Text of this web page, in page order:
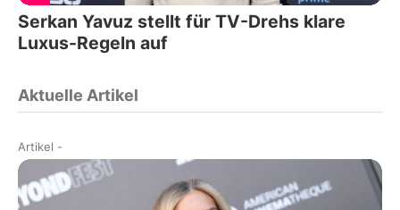
Serkan Yavuz stellt für TV-Drehs klare
Luxus-Regeln auf
Aktuelle Artikel
Artikel -